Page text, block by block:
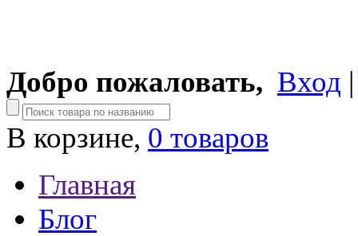
Добро пожаловать, Вход
В корзине, 0 товаров
Главная
Блог